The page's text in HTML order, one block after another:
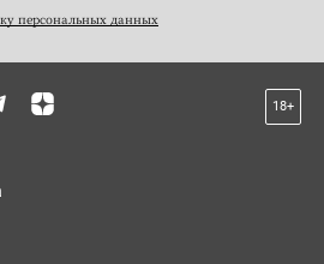
персональных данных
18+